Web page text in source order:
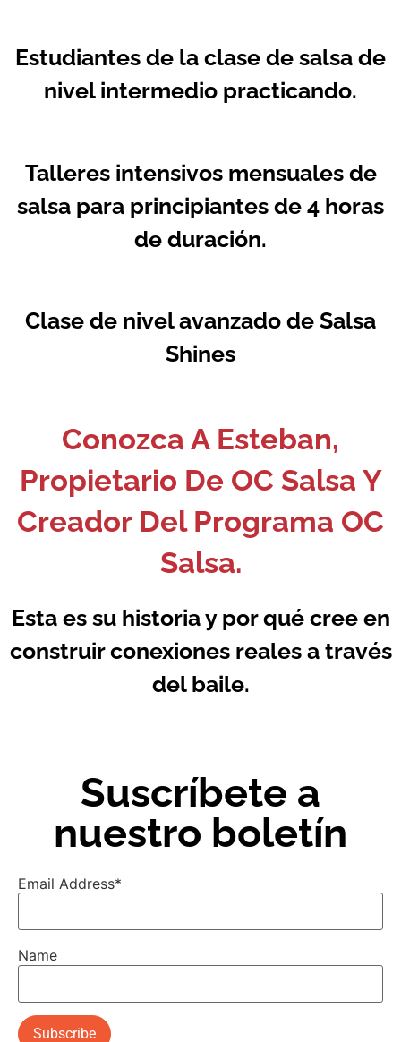
Estudiantes de la clase de salsa de
nivel intermedio practicando.
Talleres intensivos mensuales de
salsa para principiantes de 4 horas
de duración.
Clase de nivel avanzado de Salsa
Shines
Conozca A Esteban,
Propietario De OC Salsa Y
Creador Del Programa OC
Salsa.
Esta es su historia y por qué cree en
construir conexiones reales a través
del baile.
Suscríbete a
nuestro boletín
Email Address*
Name